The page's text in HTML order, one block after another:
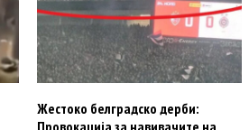
Жестоко белградско дерби:
Провокација за навивачите на